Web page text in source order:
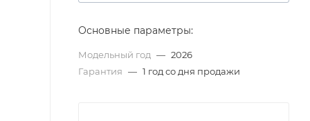
Основные параметры:
Модельный год — 2026
Гарантия — 1 год со дня продажи